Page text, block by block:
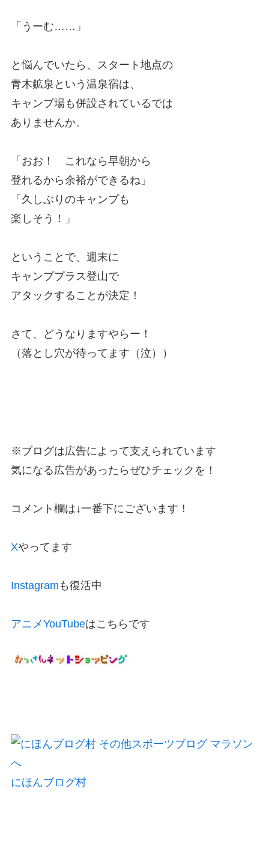
「うーむ……」
と悩んでいたら、スタート地点の
青木鉱泉という温泉宿は、
キャンプ場も併設されているでは
ありませんか。
「おお！ これなら早朝から
登れるから余裕ができるね」
「久しぶりのキャンプも
楽しそう！」
ということで、週末に
キャンププラス登山で
アタックすることが決定！
さて、どうなりますやらー！
（落とし穴が待ってます（泣））
※ブログは広告によって支えられています
気になる広告があったらぜひチェックを！
コメント欄は↓一番下にございます！
Xやってます
Instagram も復活中
アニメYouTubeはこちらです
にほんブログ村